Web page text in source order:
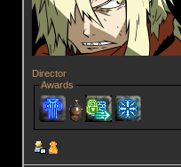
Director
Awards